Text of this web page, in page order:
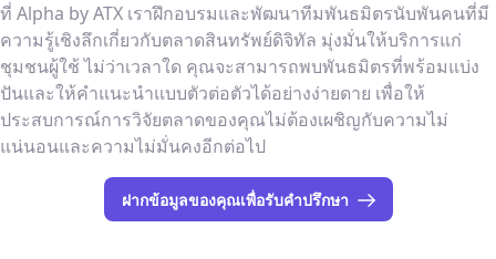
ที่ Alpha by ATX เราฝึกอบรมและพัฒนาทีมพันธมิตรนับพันคนที่มี
ความรู้เชิงลึกเกี่ยวกับตลาดสินทรัพย์ดิจิทัล มุ่งมั่นให้บริการแก่
ชุมชนผู้ใช้ ไม่ว่าเวลาใด คุณจะสามารถพบพันธมิตรที่พร้อมแบ่ง
ปันและให้คำแนะนำแบบตัวต่อตัวได้อย่างง่ายดาย เพื่อให้
ประสบการณ์การวิจัยตลาดของคุณไม่ต้องเผชิญกับความไม่
แน่นอนและความไม่มั่นคงอีกต่อไป
ฝากข้อมูลของคุณเพื่อรับคำปรึกษา